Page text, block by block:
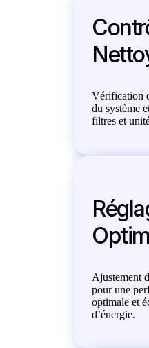
Vérification
du système
filtres et
Ajustement
pour une
optimale et
d’énergie.